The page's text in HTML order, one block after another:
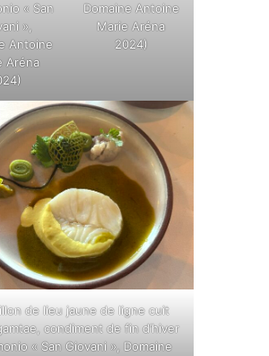
« San
»,
Antoine
Aréna
Domaine Antoine
Marie Aréna
2024)
de lieu jaune de ligne cuit
condiment de fin d’hiver
« San Giovani », Domaine